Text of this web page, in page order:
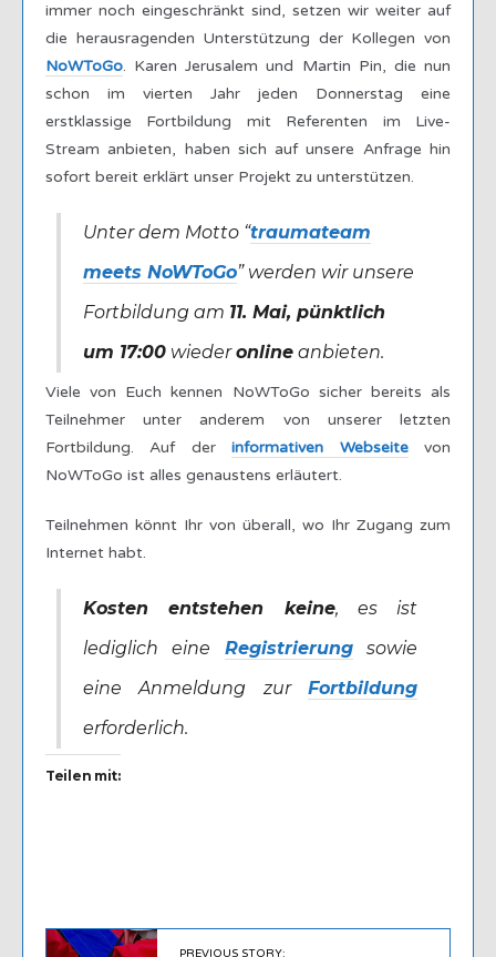
immer noch eingeschränkt sind, setzen wir weiter auf
die herausragenden Unterstützung der Kollegen von
NoWToGo. Karen Jerusalem und Martin Pin, die nun
schon im vierten Jahr jeden Donnerstag eine
erstklassige Fortbildung mit Referenten im Live-
Stream anbieten, haben sich auf unsere Anfrage hin
sofort bereit erklärt unser Projekt zu unterstützen.
Unter dem Motto “traumateam
meets NoWToGo” werden wir unsere
Fortbildung am 11. Mai, pünktlich
um 17:00 wiederonline anbieten.
Viele von Euch kennen NoWToGo sicher bereits als
Teilnehmer unter anderem von unserer letzten
Fortbildung. Auf derinformativen Webseitevon
NoWToGo ist alles genaustens erläutert.
Teilnehmen könnt Ihr von überall, wo Ihr Zugang zum
Internet habt.
Kosten entstehen keine, es ist
lediglich eine Registrierungsowie
eine Anmeldung zur Fortbildung
erforderlich.
Teilen mit:
PREVIOUS STORY: